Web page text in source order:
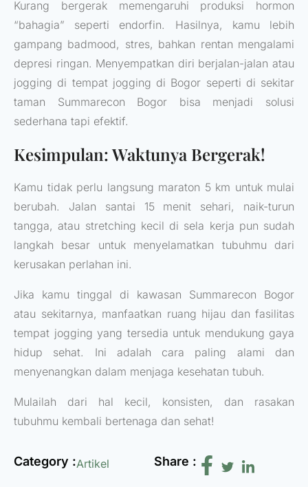
Kurang bergerak memengaruhi produksi hormon
“bahagia” seperti endorfin. Hasilnya, kamu lebih
gampang badmood, stres, bahkan rentan mengalami
depresi ringan. Menyempatkan diri berjalan-jalan atau
jogging di tempat jogging di Bogor seperti di sekitar
taman Summarecon Bogor bisa menjadi solusi
sederhana tapi efektif.
Kesimpulan: Waktunya Bergerak!
Kamu tidak perlu langsung maraton 5 km untuk mulai
berubah. Jalan santai 15 menit sehari, naik-turun
tangga, atau stretching kecil di sela kerja pun sudah
langkah besar untuk menyelamatkan tubuhmu dari
kerusakan perlahan ini.
Jika kamu tinggal di kawasan Summarecon Bogor
atau sekitarnya, manfaatkan ruang hijau dan fasilitas
tempat jogging yang tersedia untuk mendukung gaya
hidup sehat. Ini adalah cara paling alami dan
menyenangkan dalam menjaga kesehatan tubuh.
Mulailah dari hal kecil, konsisten, dan rasakan
tubuhmu kembali bertenaga dan sehat!
Category :Artikel Share :